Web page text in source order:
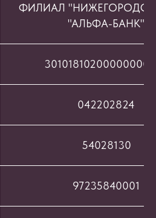
ФИЛИАЛ
"АЛЬФА-БАНК"
042202824
54028130
97235840001